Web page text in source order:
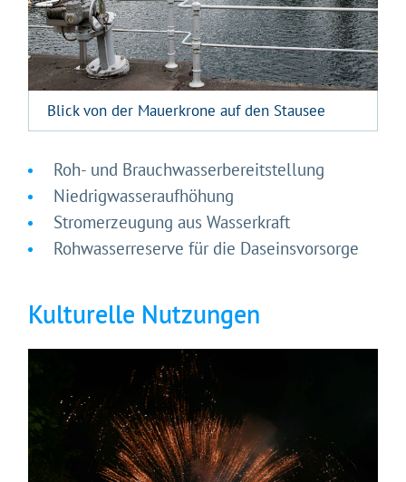
Blick von der Mauerkrone auf den Stausee
Roh- und Brauchwasserbereitstellung
Niedrigwasseraufhöhung
Stromerzeugung aus Wasserkraft
Rohwasserreserve für die Daseinsvorsorge
Kulturelle Nutzungen
Mit Ihrer Zustimmung möchten wir moderne Web-
Technologien auf unserer Website nutzen. Einige sind
essenziell, Youtube und Matomo helfen uns diese
Website und Ihr Erlebnis zu verbessern.